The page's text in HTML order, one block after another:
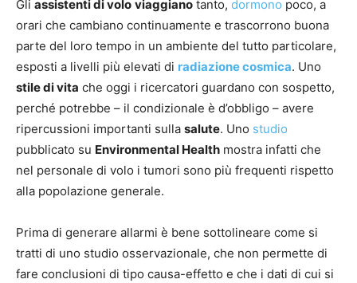
Gli assistenti di volo viaggiano tanto, dormono poco, a
orari che cambiano continuamente e trascorrono buona
parte del loro tempo in un ambiente del tutto particolare,
esposti a livelli più elevati di radiazione cosmica. Uno
stile di vita che oggi i ricercatori guardano con sospetto,
perché potrebbe – il condizionale è d’obbligo – avere
ripercussioni importanti sulla salute. Uno studio
pubblicato su Environmental Health mostra infatti che
nel personale di volo i tumori sono più frequenti rispetto
alla popolazione generale.
Prima di generare allarmi è bene sottolineare come si
tratti di uno studio osservazionale, che non permette di
fare conclusioni di tipo causa-effetto e che i dati di cui si